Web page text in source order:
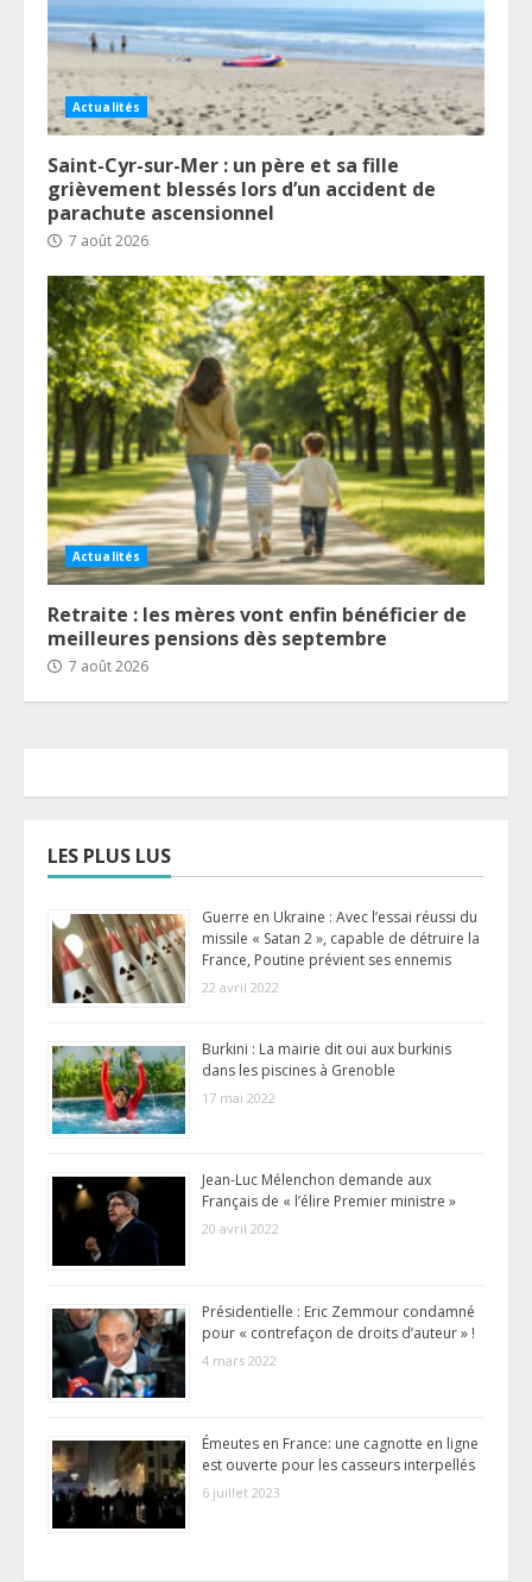
Actualités
Saint-Cyr-sur-Mer : un père et sa fille
grièvement blessés lors d’un accident de
parachute ascensionnel
7 août 2026
Actualités
Retraite : les mères vont enfin bénéficier de
meilleures pensions dès septembre
7 août 2026
LES PLUS LUS
Guerre en Ukraine : Avec l’essai réussi du
missile « Satan 2 », capable de détruire la
France, Poutine prévient ses ennemis
22 avril 2022
Burkini : La mairie dit oui aux burkinis
dans les piscines à Grenoble
17 mai 2022
Jean-Luc Mélenchon demande aux
Français de « l’élire Premier ministre »
20 avril 2022
Présidentielle : Eric Zemmour condamné
pour « contrefaçon de droits d’auteur » !
4 mars 2022
Émeutes en France: une cagnotte en ligne
est ouverte pour les casseurs interpellés
6 juillet 2023